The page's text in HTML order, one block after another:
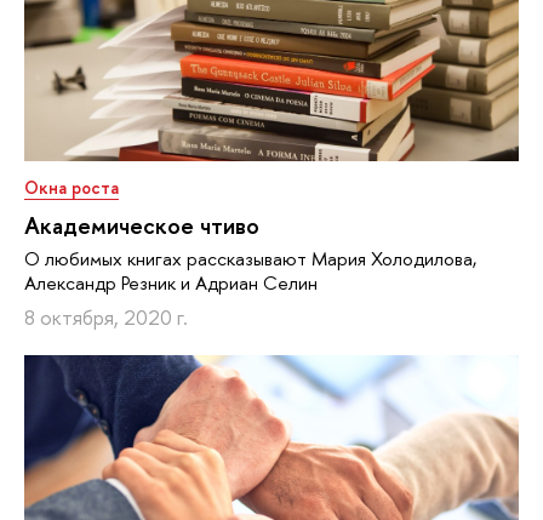
Окна роста
Академическое чтиво
О любимых книгах рассказывают Мария Холодилова,
Александр Резник и Адриан Селин
8 октября, 2020 г.